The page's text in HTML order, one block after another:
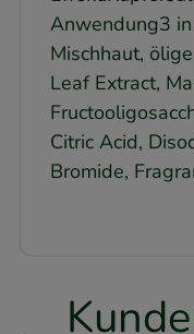
Anwendung3
Mischhaut,
Leaf Extract,
Citric Acid,
Bromide,